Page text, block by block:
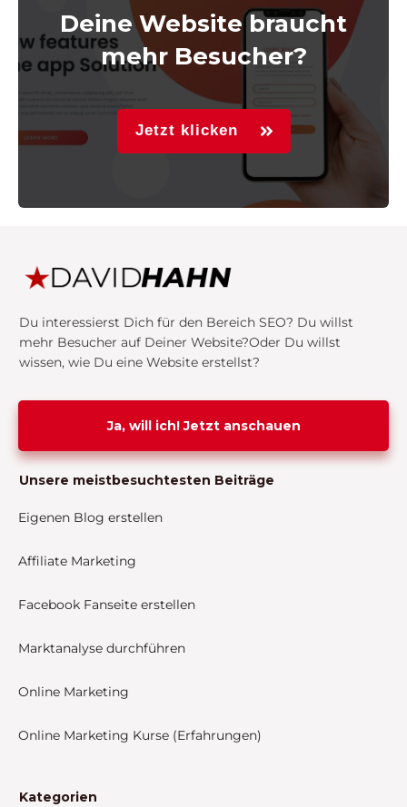
Deine Website braucht
mehr Besucher?
Jetzt klicken
Du interessierst Dich für den Bereich SEO? Du willst
mehr Besucher auf Deiner Website?Oder Du willst
wissen, wie Du eine Website erstellst?
Ja, will ich! Jetzt anschauen
Unsere meistbesuchtesten Beiträge
Eigenen Blog erstellen
Affiliate Marketing
Facebook Fanseite erstellen
Marktanalyse durchführen
Online Marketing
Online Marketing Kurse (Erfahrungen)
Kategorien